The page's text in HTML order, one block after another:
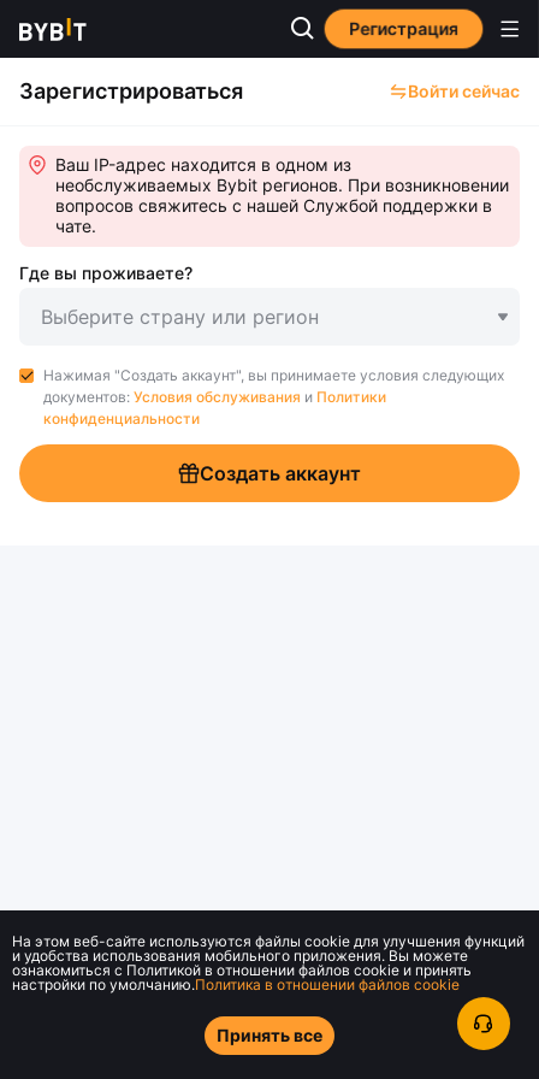
Регистрация
Зарегистрироваться Войти сейчас
Ваш IP-адрес находится в одном из
необслуживаемых Bybit регионов. При возникновении
вопросов свяжитесь с нашей Службой поддержки в
чате.
Где вы проживаете?
Выберите страну или регион
Нажимая "Создать аккаунт", вы принимаете условия следующих
документов: Условия обслуживания и Политики
конфиденциальности
Создать аккаунт
© 2018-2026 Bybit.com. Все права защищены
На этом веб-сайте используются файлы cookie для улучшения функций
и удобства использования мобильного приложения. Вы можете
ознакомиться с Политикой в отношении файлов cookie и принять
настройки по умолчанию.Политика в отношении файлов cookie
Принять все